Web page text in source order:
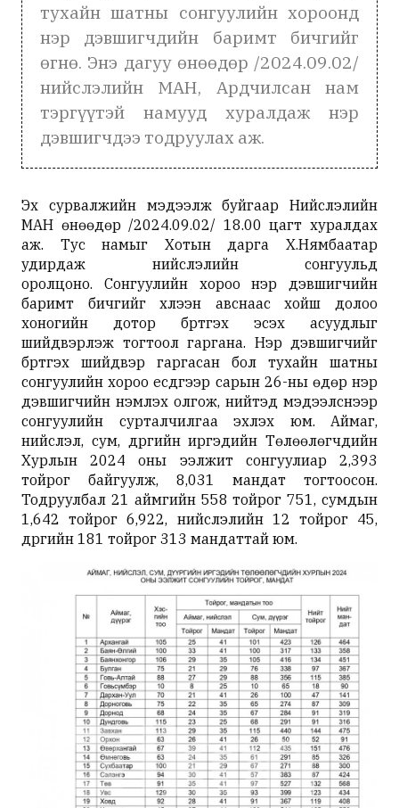
тухайн шатны сонгуулийн хороонд
нэр дэвшигчдийн баримт бичгийг
өгнө. Энэ дагуу өнөөдөр /2024.09.02/
нийслэлийн МАН, Ардчилсан нам
тэргүүтэй намууд хуралдаж нэр
дэвшигчдээ тодруулах аж.
Эх сурвалжийн мэдээлж буйгаар Нийслэлийн
МАН өнөөдөр /2024.09.02/ 18.00 цагт хуралдах
аж. Тус намыг Хотын дарга Х.Нямбаатар
удирдаж нийслэлийн сонгуульд
оролцоно. Сонгуулийн хороо нэр дэвшигчийн
баримт бичгийг хүлээн авснаас хойш долоо
хоногийн дотор бүртгэх эсэх асуудлыг
шийдвэрлэж тогтоол гаргана. Нэр дэвшигчийг
бүртгэх шийдвэр гаргасан бол тухайн шатны
сонгуулийн хороо есдүгээр сарын 26-ны өдөр нэр
дэвшигчийн үнэмлэх олгож, нийтэд мэдээлснээр
сонгуулийн сурталчилгаа эхлэх юм. Аймаг,
нийслэл, сум, дүүргийн иргэдийн Төлөөлөгчдийн
Хурлын 2024 оны ээлжит сонгуулиар 2,393
тойрог байгуулж, 8,031 мандат тогтоосон.
Тодруулбал 21 аймгийн 558 тойрог 751, сумдын
1,642 тойрог 6,922, нийслэлийн 12 тойрог 45,
дүүргийн 181 тойрог 313 мандаттай юм.